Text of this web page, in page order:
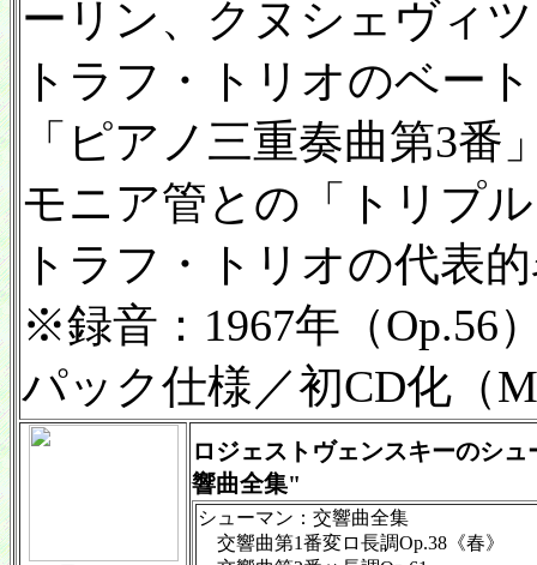
ーリン、クヌシェヴィ
トラフ・トリオのベー
「ピアノ三重奏曲第3
モニア管との「トリプ
トラフ・トリオの代表
※録音：1967年（Op.56
パック仕様／初CD化（
ロジェストヴェンスキーのシ
響曲全集"
シューマン：交響曲全集
交響曲第1番変ロ長調Op.38《春》